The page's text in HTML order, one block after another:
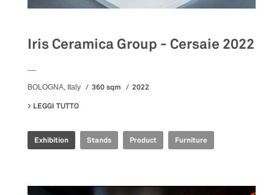
Iris Ceramica Group - Cersaie 2022
BOLOGNA, Italy 360 sqm
2022
LEGGI TUTTO
Exhibition Stands Product Furniture